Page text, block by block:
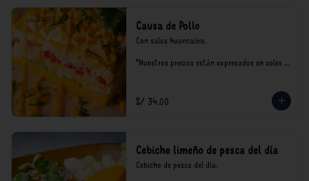
Causa de Pollo
Con salsa huancaína.
*Nuestros precios están expresados en soles e
S/ 34.00
Cebiche limeño de pesca del día
Cebiche de pesca del día.